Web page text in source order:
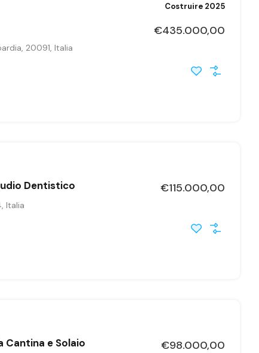
Costruire 2025
20091, Italia
€435.000,00
Dentistico
Italia
€115.000,00
Cantina e Solaio €98.000,00